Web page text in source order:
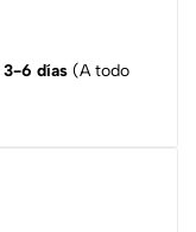
3-6 días (A todo